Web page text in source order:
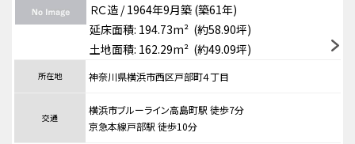
ＲＣ造 / 1964年9月築 (築61年)
延床面積: 194.73m² (約58.90坪)
土地面積: 162.29m² (約49.09坪)
所在地 神奈川県横浜市西区戸部町４丁目
交通
横浜市ブルーライン高島町駅 徒歩7分
京急本線戸部駅 徒歩10分